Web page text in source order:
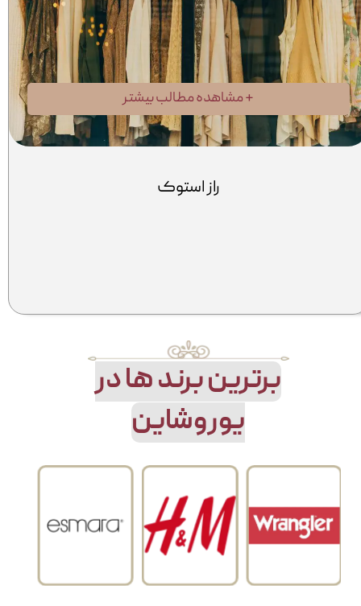
راز استوک
مشاهده مطالب بیشتر +
​​​​​​​​برترین برند ها در
یوروشاین